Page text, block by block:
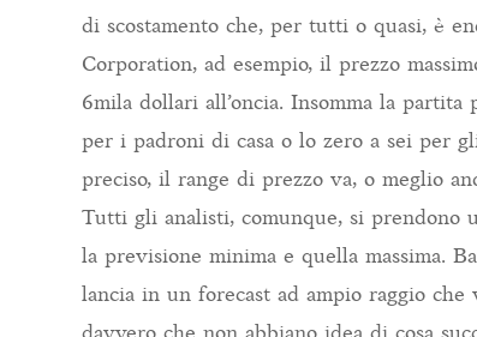
di scostamento che, per tutti o quasi, è
Corporation, ad esempio, il prezzo
6mila dollari all’oncia. Insomma la
per i padroni di casa o lo zero a sei per
preciso, il range di prezzo va, o meglio
Tutti gli analisti, comunque, si prendono
la previsione minima e quella massima.
lancia in un forecast ad ampio raggio
davvero che non abbiano idea di cosa